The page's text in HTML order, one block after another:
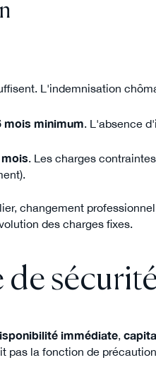
L'indemnisation
mois minimum . L'absence
mois. Les charges
changement
des charges fixes.
de
immédiate,
pas la fonction de